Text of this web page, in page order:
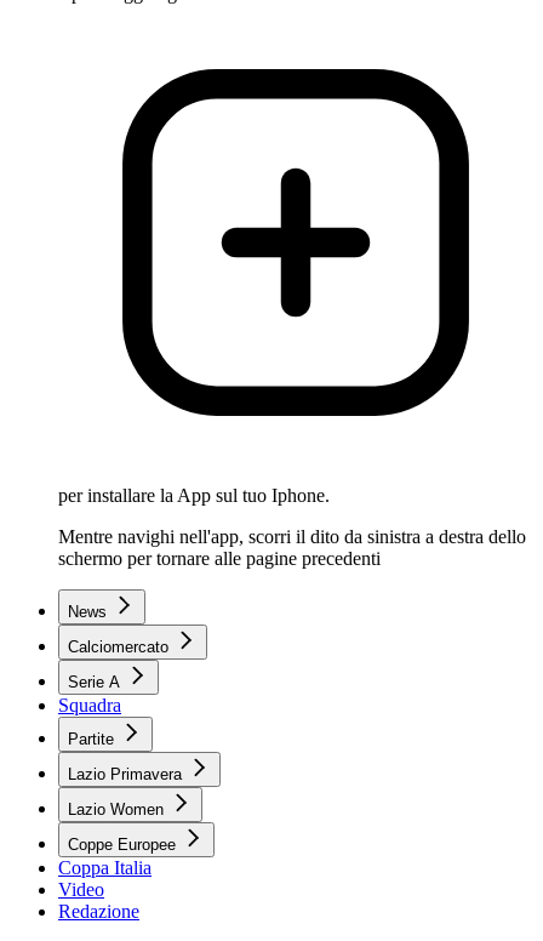
per installare la App sul tuo Iphone.
Mentre navighi nell'app, scorri il dito da sinistra a destra dello
schermo per tornare alle pagine precedenti
News
Calciomercato
Serie A
Squadra
Partite
Lazio Primavera
Lazio Women
Coppe Europee
Coppa Italia
Video
Redazione